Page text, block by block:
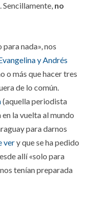
Sencillamente, no
nada», nos
y Andrés
o más que hacer tres
de lo común.
(aquella periodista
la vuelta al mundo
para darnos
very que se ha pedido
allí «solo para
tenían preparada